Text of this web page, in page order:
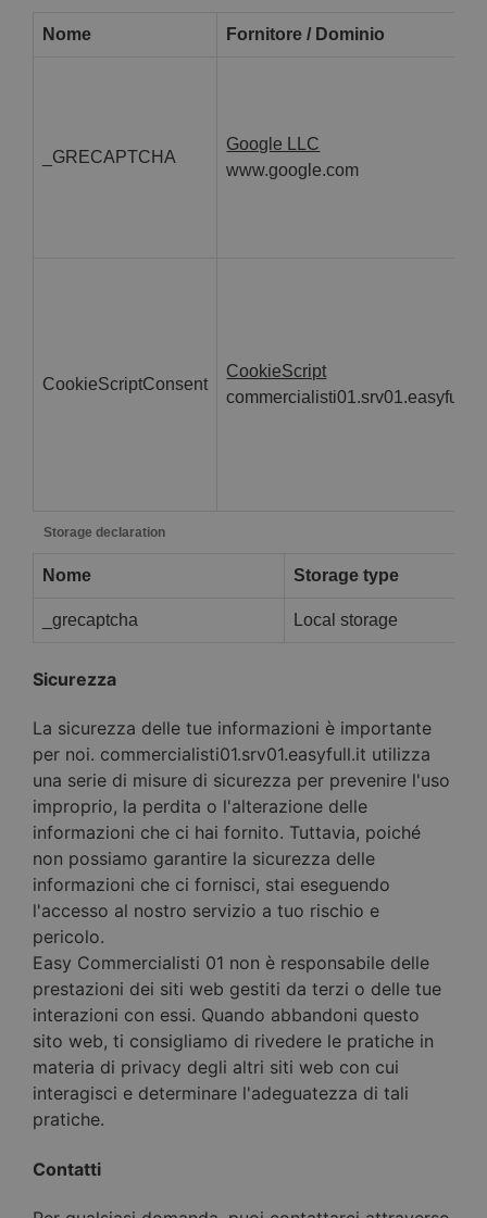
Nome Fornitore / Dominio
_GRECAPTCHA
Google LLC
www.google.com
CookieScriptConsent
CookieScript
commercialisti01.srv01.easyfull.it
Storage declaration
Nome Storage type
_grecaptcha Local storage
Sicurezza
La sicurezza delle tue informazioni è importante
per noi. commercialisti01.srv01.easyfull.it utilizza
una serie di misure di sicurezza per prevenire l'uso
improprio, la perdita o l'alterazione delle
informazioni che ci hai fornito. Tuttavia, poiché
non possiamo garantire la sicurezza delle
informazioni che ci fornisci, stai eseguendo
l'accesso al nostro servizio a tuo rischio e
pericolo.
Easy Commercialisti 01 non è responsabile delle
prestazioni dei siti web gestiti da terzi o delle tue
interazioni con essi. Quando abbandoni questo
sito web, ti consigliamo di rivedere le pratiche in
materia di privacy degli altri siti web con cui
interagisci e determinare l'adeguatezza di tali
pratiche.
Contatti